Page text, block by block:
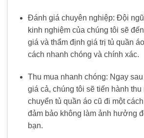
Đánh giá chuyên nghiệp: Đội
kinh nghiệm của chúng tôi sẽ
giá và thẩm định giá trị tủ quần
cách nhanh chóng và chính xác.
Thu mua nhanh chóng: Ngay
giá cả, chúng tôi sẽ tiến hành thu
chuyển tủ quần áo cũ đi một
đảm bảo không làm ảnh hưởng
bạn.